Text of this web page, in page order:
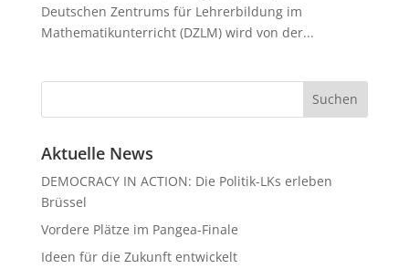
Deutschen Zentrums für Lehrerbildung im
Mathematikunterricht (DZLM) wird von der...
Aktuelle News
DEMOCRACY IN ACTION: Die Politik-LKs erleben
Brüssel
Vordere Plätze im Pangea-Finale
Ideen für die Zukunft entwickelt